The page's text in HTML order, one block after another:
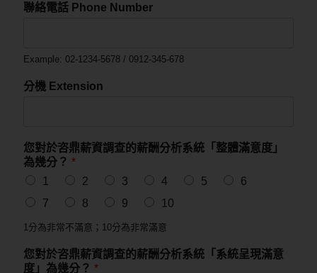
聯絡電話 Phone Number
Example: 02-1234-5678 / 0912-345-678
分機 Extension
您對於咨鼎薪資調查的薪酬分析系統「整體滿意度」
為幾分？*
1
2 3 4 5
6
7
8 9 10
1分為非常不滿意；10分為非常滿意
您對於咨鼎薪資調查的薪酬分析系統「系統呈現滿意
度」為幾分？*